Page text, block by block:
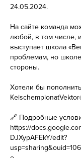
24.05.2024.
На сайте команда
любой, в том числе,
выступает школа
проблемам, но
стороны.
Хотели бы
🔗 Подробные
https://
DJXypAFEkY/edit?